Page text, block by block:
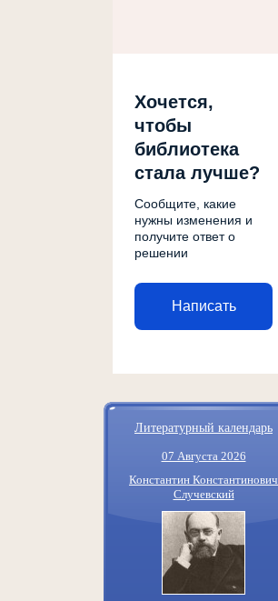
Хочется,
чтобы
библиотека
стала лучше?
Сообщите, какие
нужны изменения и
получите ответ о
решении
Написать
Литературный календарь
07 Августа 2026
Константин Константинович
Случевский